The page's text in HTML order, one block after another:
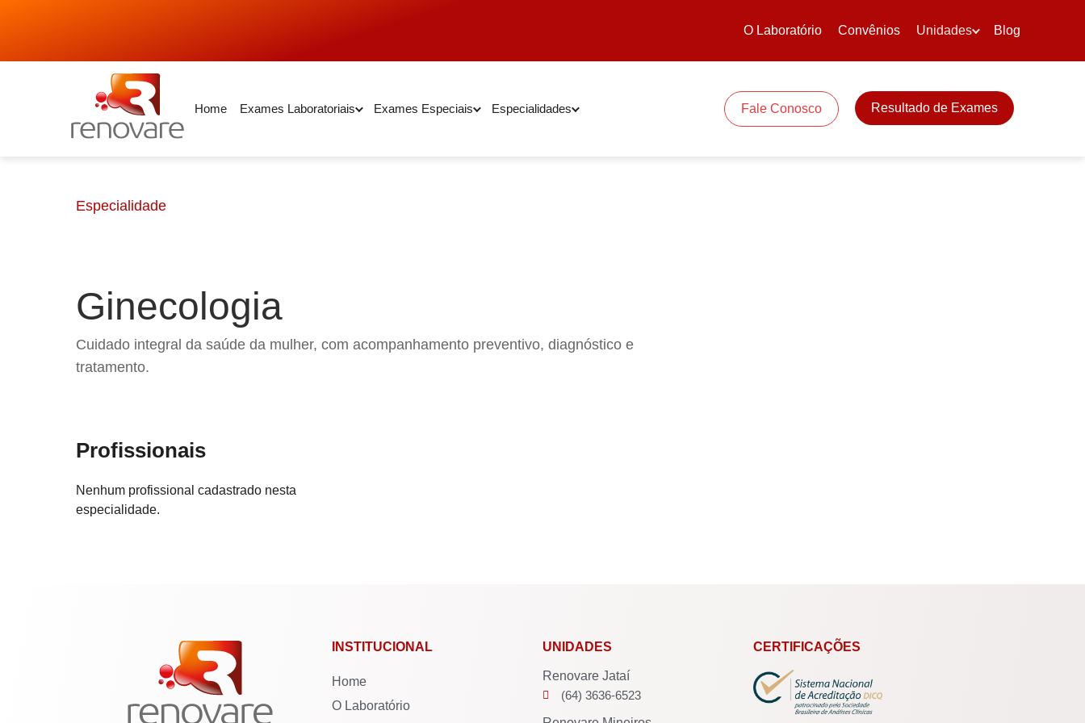
O Laboratório Convênios Unidades Blog
Home Exames Laboratoriais Exames Especiais Especialidades Fale Conosco Resultado de Exames
Especialidade
Ginecologia
Cuidado integral da saúde da mulher, com acompanhamento preventivo, diagnóstico e
tratamento.
Profissionais
Nenhum profissional cadastrado nesta
especialidade.
INSTITUCIONAL
Home
O Laboratório
UNIDADES
Renovare Jataí
(64) 3636-6523
CERTIFICAÇÕES